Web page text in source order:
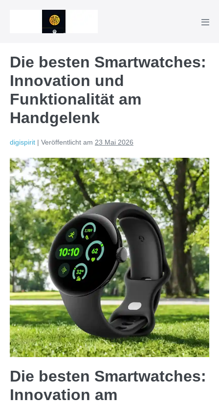
Die besten Smartwatches:
Innovation und
Funktionalität am
Handgelenk
digispirit | Veröffentlicht am 23 Mai 2026
Die besten Smartwatches:
Innovation am